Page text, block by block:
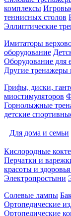
комплексы
теннисных столов
Эллиптические
Имитаторы
оборудование
Оборудование для
Другие тренажеры
Грифы, диски,
миостимуляторов
Горнолыжные
детские
Для дома и семьи
Кислородные
Перчатки и
красоты и
Электропростыни
Солевые лампы
Ортопедические
Ортопедические